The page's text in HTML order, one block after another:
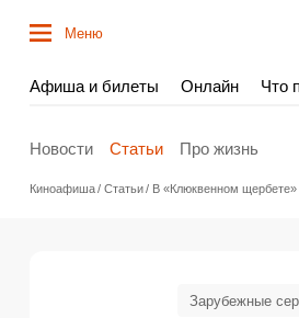
Меню
Афиша и билеты Онлайн Что
Новости Статьи Про жизнь
Киноафиша Статьи В «Клюквенном щербете»
Зарубежные